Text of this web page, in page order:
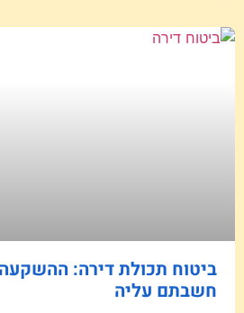
ביטוח תכולת דירה:
חשבתם עליה